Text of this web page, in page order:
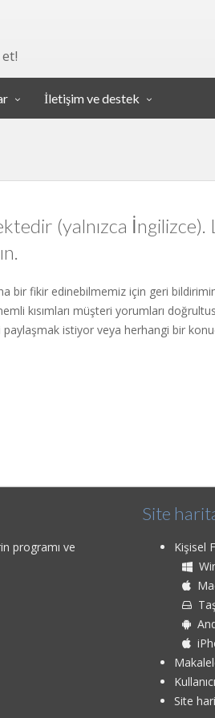
İletişim ve destek
(yalnızca İngilizce).
bir fikir edinebilmemiz için geri
kısımları müşteri yorumları
istiyor veya herhangi bir
programı ve
Site
Kişisel
Site